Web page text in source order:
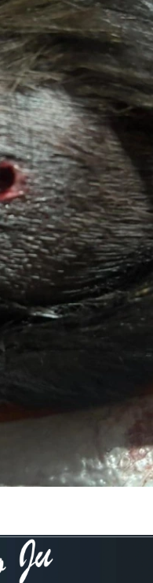
sendo investigado
de arma de fogo, no